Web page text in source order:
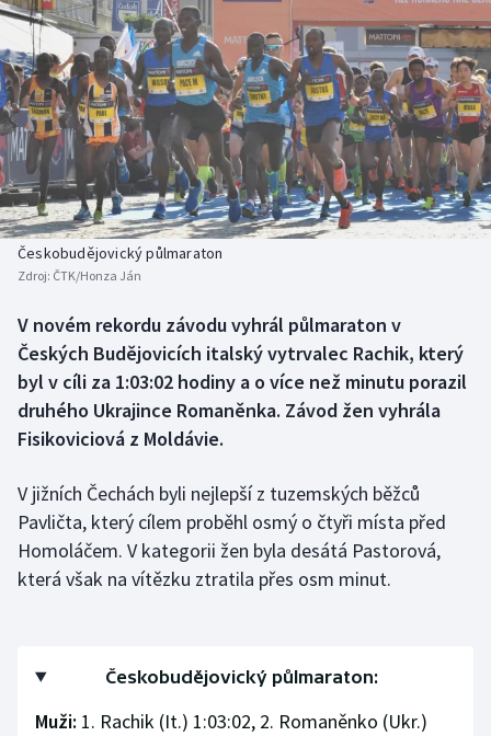
DALŠÍ SPORTY
Americký fotbal
Baseball a softbal
Basketbal
Biatlon
Box
Curling
Florbal
Futsal
Gymnastika
Házená
NEPŘEHLÉDNĚTE
Soutěže
Historické návraty
Aplikace ČT sport
Českobudějovický půlmaraton
Zdroj: ČTK/Honza Ján
V novém rekordu závodu vyhrál půlmaraton v
Českých Budějovicích italský vytrvalec Rachik, který
byl v cíli za 1:03:02 hodiny a o více než minutu porazil
druhého Ukrajince Romaněnka. Závod žen vyhrála
Fisikoviciová z Moldávie.
V jižních Čechách byli nejlepší z tuzemských běžců
Pavličta, který cílem proběhl osmý o čtyři místa před
Homoláčem. V kategorii žen byla desátá Pastorová,
která však na vítězku ztratila přes osm minut.
Českobudějovický půlmaraton:
Muži: 1. Rachik (It.) 1:03:02, 2. Romaněnko (Ukr.)